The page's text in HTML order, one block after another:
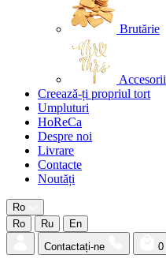
Brutărie
Accesorii
Creează-ți propriul tort
Umpluturi
HoReCa
Despre noi
Livrare
Contacte
Noutăți
Ro
Ro
Ru
En
Contactați-ne
0